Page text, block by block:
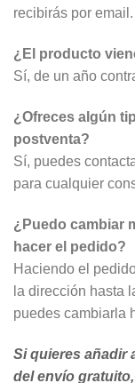
recibirás por email.
¿El producto
Sí, de un año
¿Ofreces algún
postventa?
Sí, puedes
para cualquier
¿Puedo cambiar
hacer el pedido?
Haciendo el
la dirección hasta
puedes cambiarla
Si quieres añadir
del envío